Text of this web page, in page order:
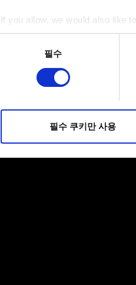
If you allow, we would also like
Collect information
Identify your device by
Find out more about how your
피드백을 제공하여 사용자의 웹
소통할 경우, 사용자의 선호도
필수
필수 쿠키만 사용